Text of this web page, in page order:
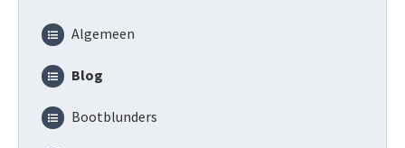
Algemeen
Blog
Bootblunders